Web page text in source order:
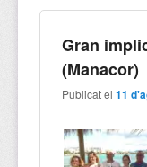
Gran
(Manacor)
Publicat el11